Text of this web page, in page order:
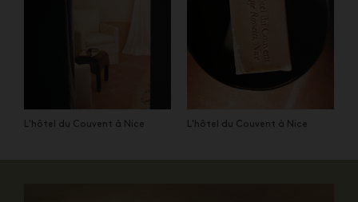
L'hôtel du Couvent à Nice L'hôtel du Couvent à Nice